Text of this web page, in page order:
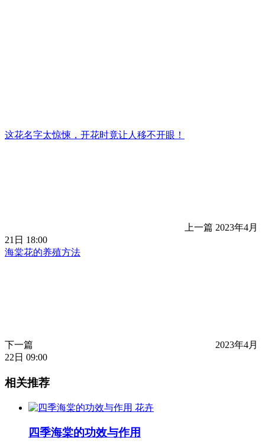
这花名字太惊悚，开花时竟让人移不开眼！
上一篇 2023年4月
21日 18:00
海棠花的养殖方法
下一篇
2023年4月
22日 09:00
相关推荐
花卉
四季海棠的功效与作用